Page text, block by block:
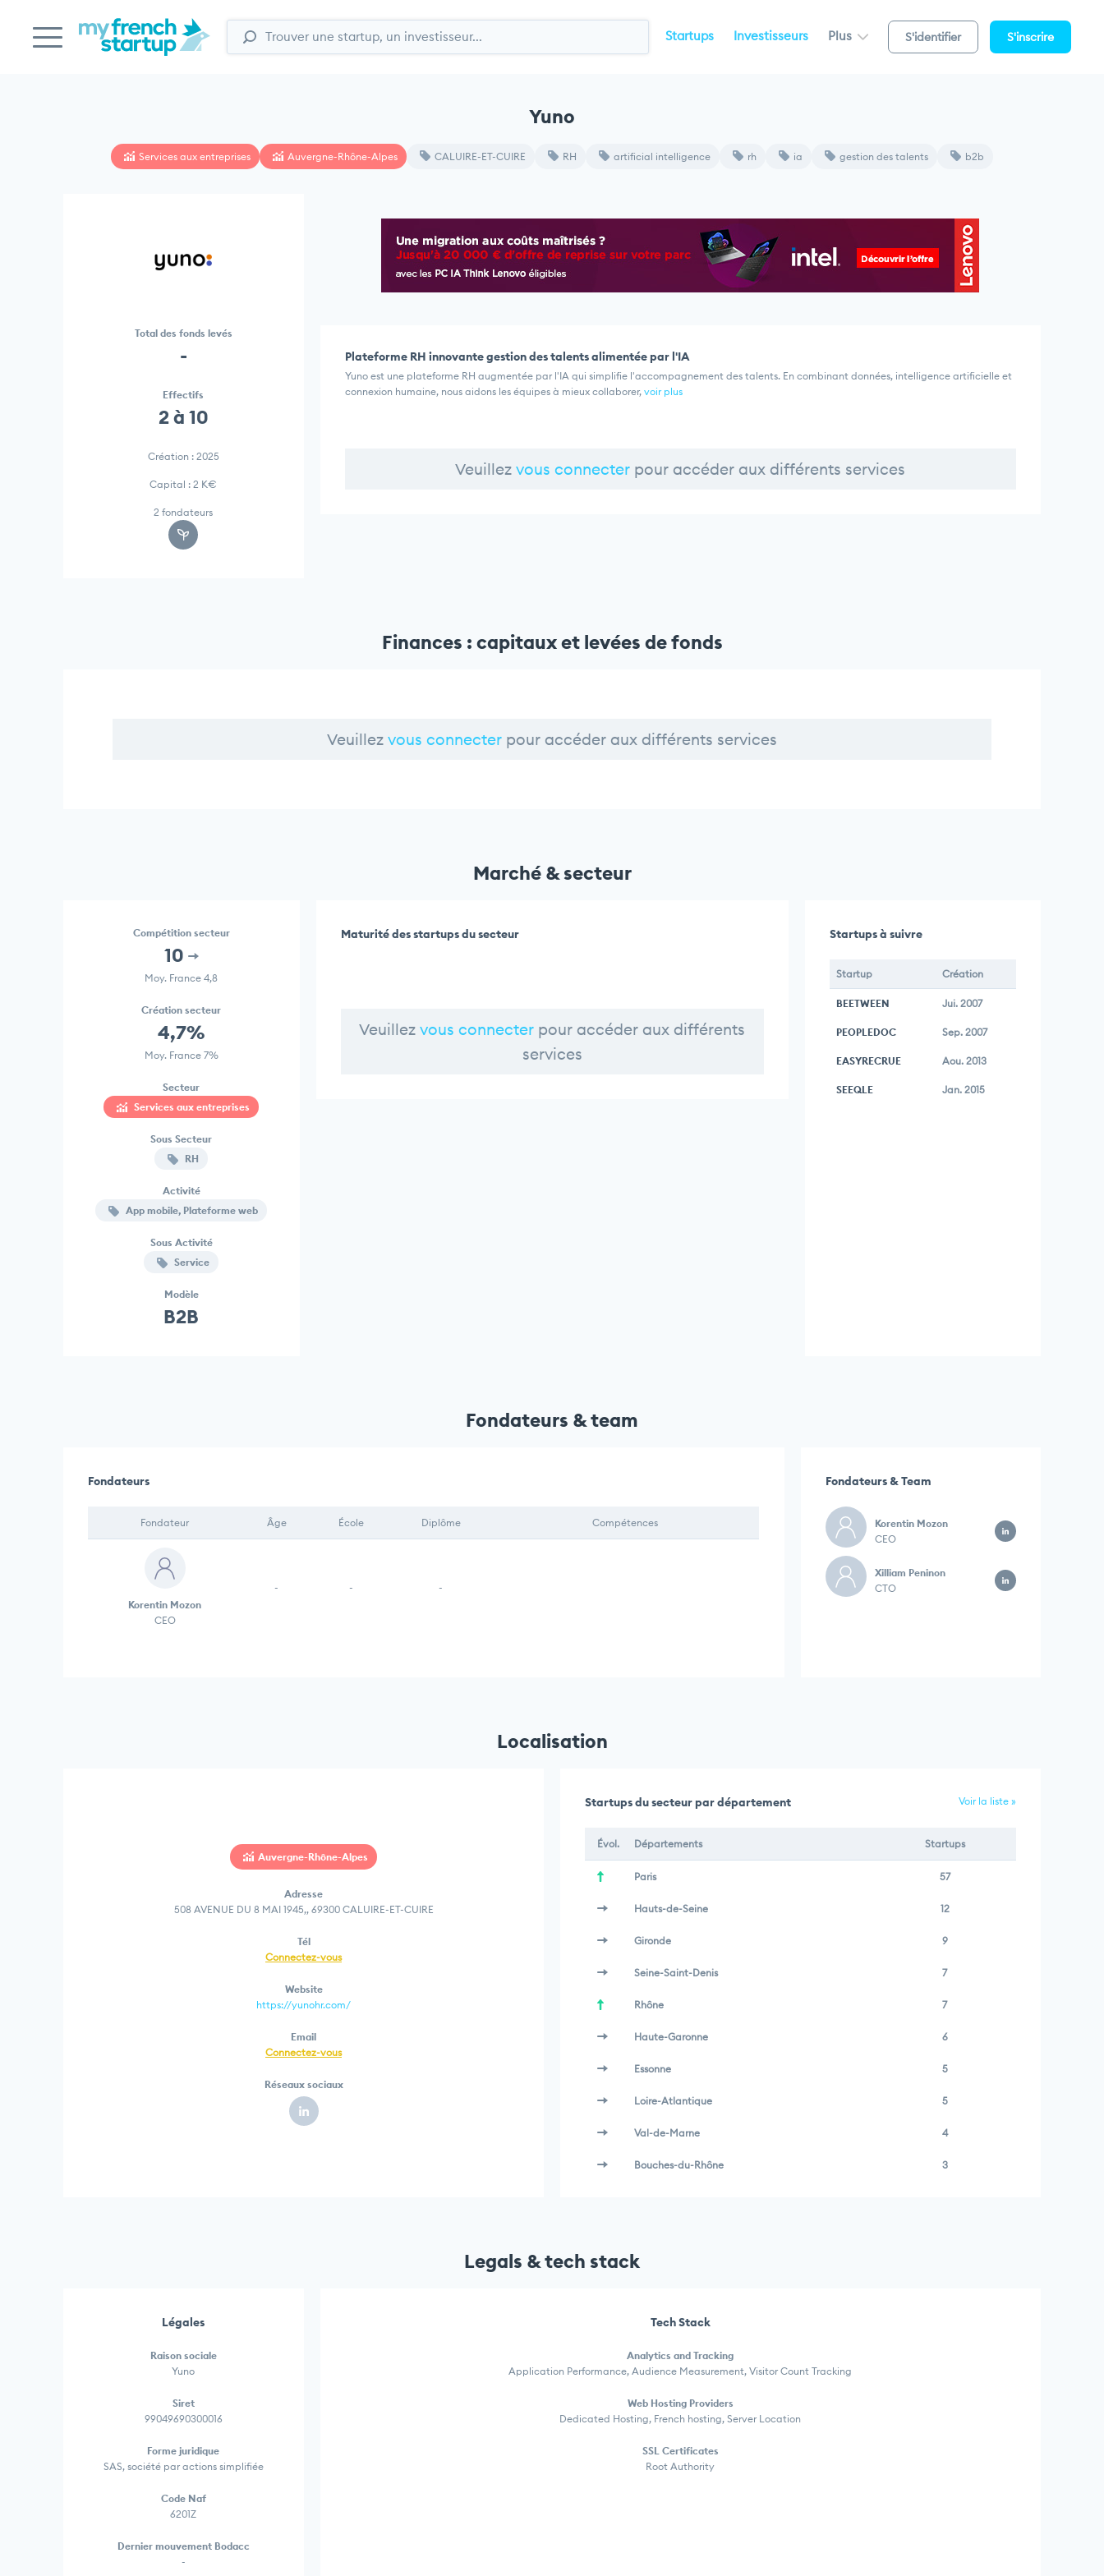
Startups Investisseurs Plus S'identifier S'inscrire
Yuno
Services aux entreprises Auvergne-Rhône-Alpes CALUIRE-ET-CUIRE RH artificial intelligence rh ia gestion des talents b2b
Total des fonds levés
-
Effectifs
2 à 10
Création : 2025
Capital : 2 K€
2 fondateurs
Plateforme RH innovante gestion des talents alimentée par l'IA
Yuno est une plateforme RH augmentée par l'IA qui simplifie l'accompagnement des talents. En combinant données, intelligence artificielle et
connexion humaine, nous aidons les équipes à mieux collaborer, voir plus
Veuillezvous connecter pour accéder aux différents services
Finances : capitaux et levées de fonds
Veuillez vous connecter pour accéder aux différents services
Marché & secteur
Compétition secteur
10
Moy. France 4,8
Création secteur
4,7%
Moy. France 7%
Secteur
Services aux entreprises
Sous Secteur
RH
Activité
App mobile, Plateforme web
Sous Activité
Service
Modèle
B2B
Maturité des startups du secteur
Veuillez vous connecter pour accéder aux différents
services
Startups à suivre
Startup Création
BEETWEEN Jui. 2007
PEOPLEDOC Sep. 2007
EASYRECRUE Aou. 2013
SEEQLE Jan. 2015
Fondateurs & team
Fondateurs
Fondateur Âge École Diplôme Compétences
Korentin Mozon
CEO
- - -
Fondateurs & Team
Korentin Mozon
CEO
Xilliam Peninon
CTO
Localisation
Auvergne-Rhône-Alpes
Adresse
508 AVENUE DU 8 MAI 1945,, 69300 CALUIRE-ET-CUIRE
Tél
Connectez-vous
Website
https://yunohr.com/
Email
Connectez-vous
Réseaux sociaux
Startups du secteur par département Voir la liste »
Évol. Départements Startups
Paris 57
Hauts-de-Seine 12
Gironde 9
Seine-Saint-Denis 7
Rhône 7
Haute-Garonne 6
Essonne 5
Loire-Atlantique 5
Val-de-Marne 4
Bouches-du-Rhône 3
Legals & tech stack
Légales
Raison sociale
Yuno
Siret
99049690300016
Forme juridique
SAS, société par actions simplifiée
Code Naf
6201Z
Dernier mouvement Bodacc
-
Tech Stack
Analytics and Tracking
Application Performance, Audience Measurement, Visitor Count Tracking
Web Hosting Providers
Dedicated Hosting, French hosting, Server Location
SSL Certificates
Root Authority